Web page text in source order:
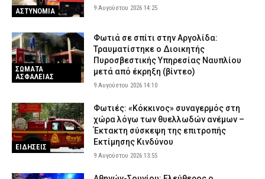
ΑΣΤΥΝΟΜΙΑ 9 Αυγούστου 2026 14:25
ΣΩΜΑΤΑ
ΑΣΦΑΛΕΙΑΣ
Φωτιά σε σπίτι στην Αργολίδα:
Τραυματίστηκε o Διοικητής
Πυροσβεστικής Υπηρεσίας Ναυπλίου
μετά από έκρηξη (βίντεο)
9 Αυγούστου 2026 14:10
ΕΙΔΗΣΕΙΣ
Φωτιές: «Κόκκινος» συναγερμός στη
χώρα λόγω των θυελλωδών ανέμων –
Έκτακτη σύσκεψη της επιτροπής
Εκτίμησης Κινδύνου
9 Αυγούστου 2026 13:55